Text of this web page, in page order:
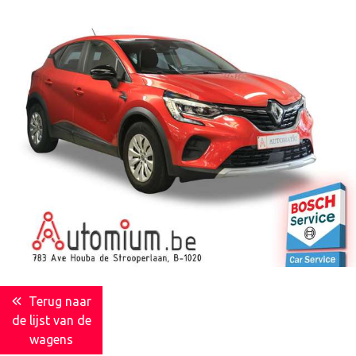
Terug naar
de lijst van de
wagens